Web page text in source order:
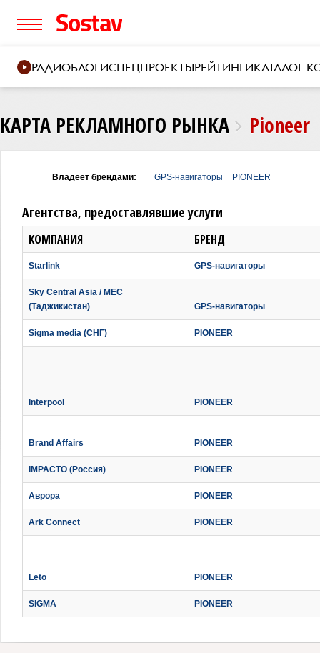
РАДИОБЛОГИСПЕЦПРОЕКТЫРЕЙТИНГИКАТАЛОГ
КАРТА РЕКЛАМНОГО РЫНКА Pioneer
Владеет брендами: GPS-навигаторы PIONEER
Агентства, предоставлявшие услуги
КОМПАНИЯ БРЕНД
Starlink GPS-навигаторы
Sky Central Asia / MEC
(Таджикистан)
GPS-навигаторы
Sigma media (СНГ) PIONEER
Interpool PIONEER
Brand Affairs PIONEER
IMPACTO (Россия) PIONEER
Аврора PIONEER
Ark Connect PIONEER
Leto PIONEER
SIGMA PIONEER